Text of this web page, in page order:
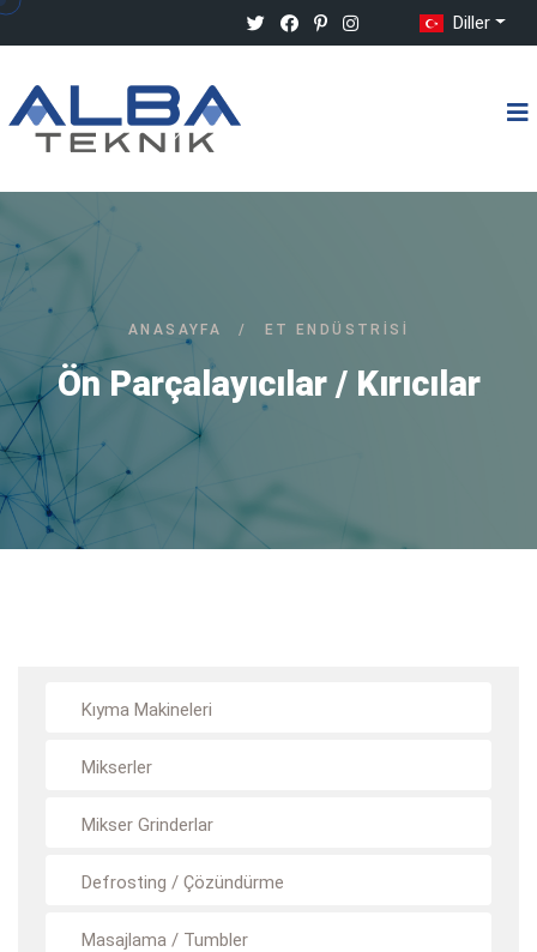
Diller
ANASAYFA / ET ENDÜSTRISI
Ön Parçalayıcılar / Kırıcılar
Kıyma Makineleri
Mikserler
Mikser Grinderlar
Defrosting / Çözündürme
Masajlama / Tumbler